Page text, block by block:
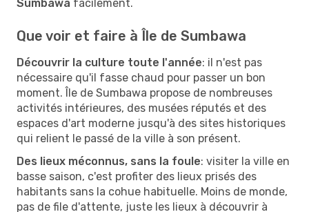
Sumbawa facilement.
Que voir et faire à Île de Sumbawa
Découvrir la culture toute l'année: il n'est pas
nécessaire qu'il fasse chaud pour passer un bon
moment. Île de Sumbawa propose de nombreuses
activités intérieures, des musées réputés et des
espaces d'art moderne jusqu'à des sites historiques
qui relient le passé de la ville à son présent.
Des lieux méconnus, sans la foule: visiter la ville en
basse saison, c'est profiter des lieux prisés des
habitants sans la cohue habituelle. Moins de monde,
pas de file d'attente, juste les lieux à découvrir à